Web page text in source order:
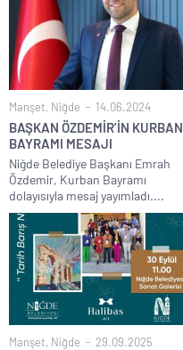
Manşet, Niğde 14.06.2024
BAŞKAN ÖZDEMİR’İN KURBAN
BAYRAMI MESAJI
Niğde Belediye Başkanı Emrah
Özdemir, Kurban Bayramı
dolayısıyla mesaj yayımladı....
Manşet, Niğde 29.09.2025